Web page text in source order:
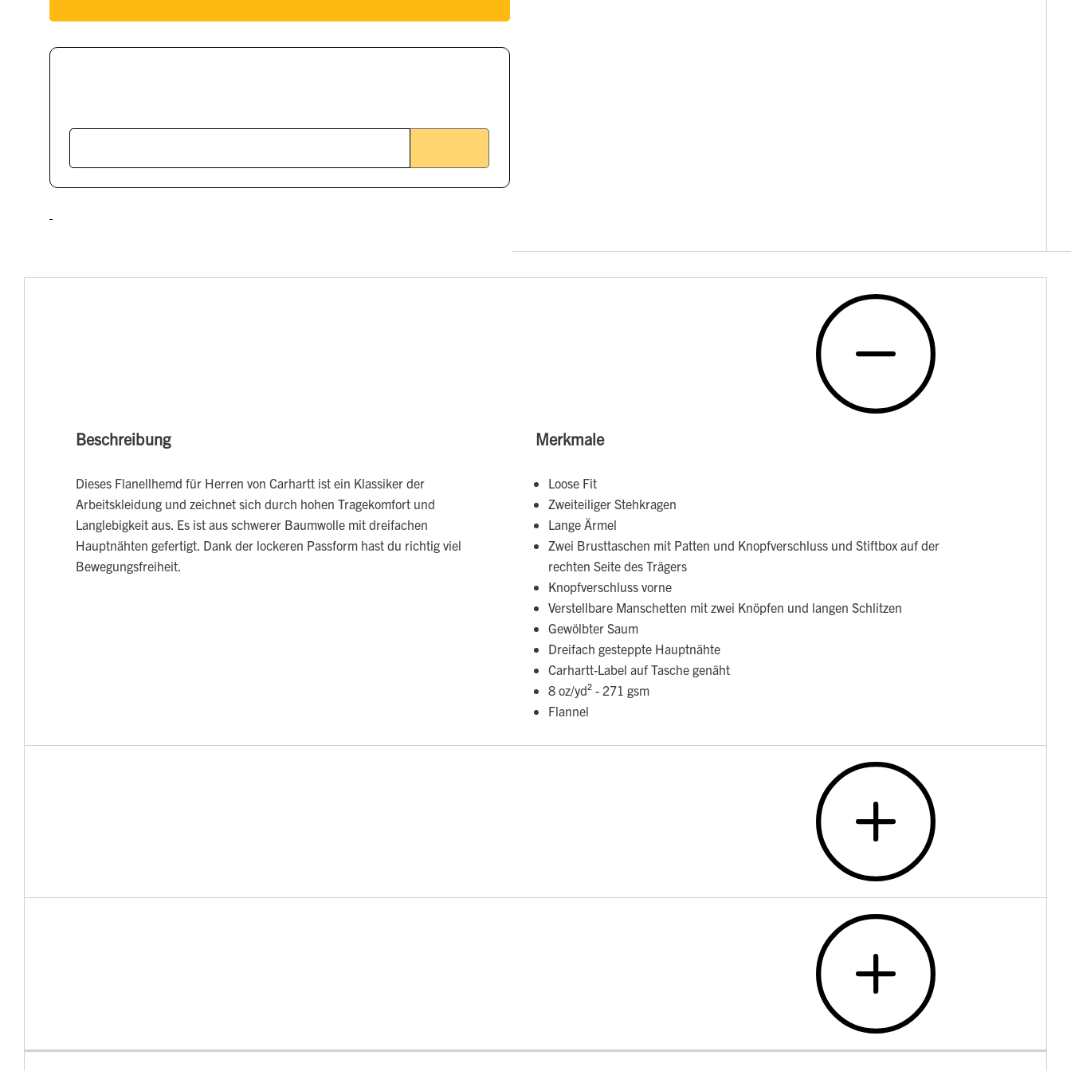
Beschreibung
Dieses Flanellhemd für Herren von Carhartt ist ein Klassiker der
Arbeitskleidung und zeichnet sich durch hohen Tragekomfort und
Langlebigkeit aus. Es ist aus schwerer Baumwolle mit dreifachen
Hauptnähten gefertigt. Dank der lockeren Passform hast du richtig viel
Bewegungsfreiheit.
Merkmale
Loose Fit
Zweiteiliger Stehkragen
Lange Ärmel
Zwei Brusttaschen mit Patten und Knopfverschluss und Stiftbox auf der
rechten Seite des Trägers
Knopfverschluss vorne
Verstellbare Manschetten mit zwei Knöpfen und langen Schlitzen
Gewölbter Saum
Dreifach gesteppte Hauptnähte
Carhartt-Label auf Tasche genäht
8 oz/yd² - 271 gsm
Flannel